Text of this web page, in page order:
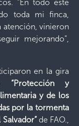
“En todo este
toda mi finca,
atención, vinieron
mejorando”,
en la gira
“Protección y
y de los
por la tormenta
de FAO.,